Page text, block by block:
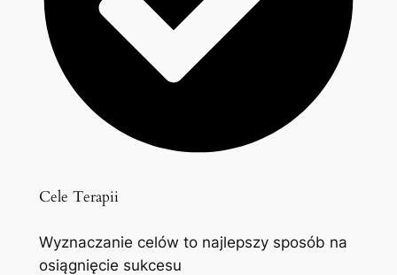
Cele Terapii
Wyznaczanie celów to najlepszy sposób na
osiągnięcie sukcesu